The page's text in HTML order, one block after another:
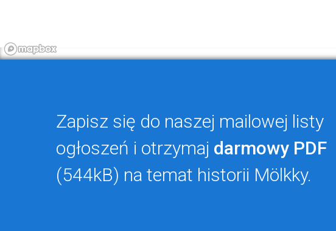
Zapisz się do naszej mailowej listy
ogłoszeń i otrzymaj darmowy PDF
(544kB) na temat historii Mölkky.